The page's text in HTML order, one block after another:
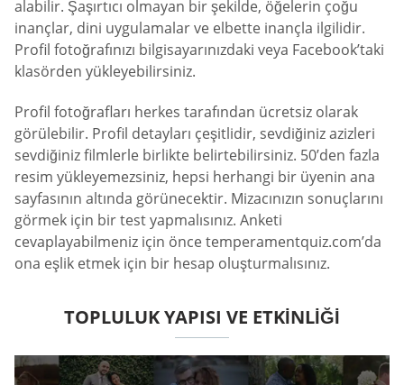
alabilir. Şaşırtıcı olmayan bir şekilde, öğelerin çoğu
inançlar, dini uygulamalar ve elbette inançla ilgilidir.
Profil fotoğrafınızı bilgisayarınızdaki veya Facebook’taki
klasörden yükleyebilirsiniz.
Profil fotoğrafları herkes tarafından ücretsiz olarak
görülebilir. Profil detayları çeşitlidir, sevdiğiniz azizleri
sevdiğiniz filmlerle birlikte belirtebilirsiniz. 50’den fazla
resim yükleyemezsiniz, hepsi herhangi bir üyenin ana
sayfasının altında görünecektir. Mizacınızın sonuçlarını
görmek için bir test yapmalısınız. Anketi
cevaplayabilmeniz için önce temperamentquiz.com’da
ona eşlik etmek için bir hesap oluşturmalısınız.
TOPLULUK YAPISI VE ETKINLIĞI